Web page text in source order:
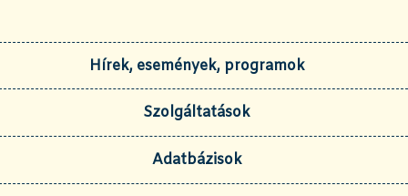
Hírek, események, programok
Szolgáltatások
Adatbázisok